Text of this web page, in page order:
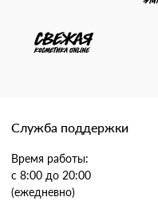
Служба поддержки
Время работы:
с 8:00 до 20:00
(ежедневно)